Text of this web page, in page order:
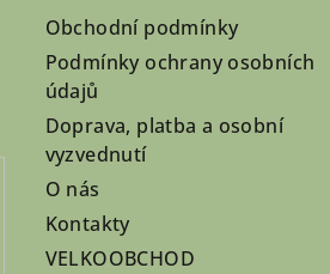
Obchodní podmínky
Podmínky ochrany osobních
údajů
Doprava, platba a osobní
vyzvednutí
O nás
Kontakty
VELKOOBCHOD